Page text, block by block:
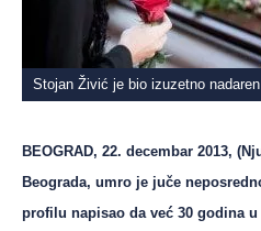
Stojan Živić je bio izuzetno
BEOGRAD, 22. decembar 2013,
Beograda, umro je juče
profilu napisao da već 30 godina